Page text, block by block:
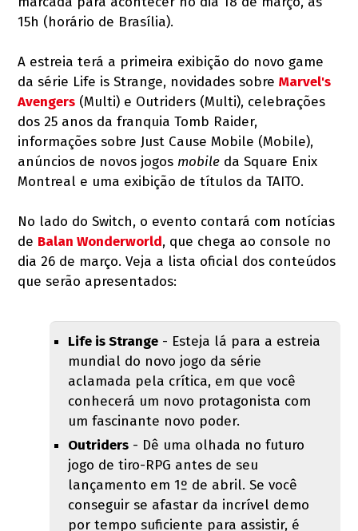
15h (horário de Brasília).
A estreia terá a primeira exibição do novo game
da série Life is Strange, novidades sobreMarvel's
Avengers (Multi) e Outriders (Multi), celebrações
dos 25 anos da franquia Tomb Raider,
informações sobre Just Cause Mobile (Mobile),
anúncios de novos jogos mobile da Square Enix
Montreal e uma exibição de títulos da TAITO.
No lado do Switch, o evento contará com notícias
de Balan Wonderworld, que chega ao console no
dia 26 de março. Veja a lista oficial dos conteúdos
que serão apresentados:
Life is Strange- Esteja lá para a estreia
mundial do novo jogo da série
aclamada pela crítica, em que você
conhecerá um novo protagonista com
um fascinante novo poder.
Outriders- Dê uma olhada no futuro
jogo de tiro-RPG antes de seu
lançamento em 1º de abril. Se você
conseguir se afastar da incrível demo
por tempo suficiente para assistir, é